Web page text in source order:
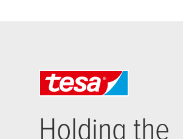
Holding the